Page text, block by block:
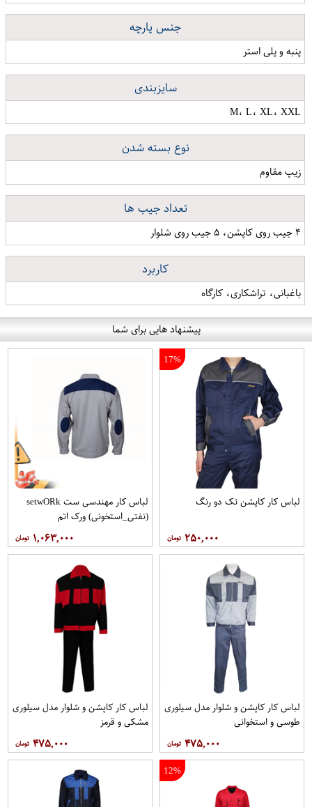
جنس پارچه
پنبه و پلی استر
سایزبندی
M، L، XL، XXL
نوع بسته شدن
زیپ مقاوم
تعداد جیب ها
۴ جیب روی کاپشن، ۵ جیب روی شلوار
کاربرد
باغبانی، تراشکاری، کارگاه
پیشنهاد هایی برای شما
17%
لباس کار کاپشن تک دو رنگ
۲۵۰,۰۰۰
لباس کار مهندسی ست setwO​Rk
(نفتی_استخونی) ورک اتم
۱,۰۶۳,۰۰۰
لباس کار کاپشن و شلوار مدل سيلوری
طوسی و استخوانی
۴۷۵,۰۰۰
لباس کار کاپشن و شلوار مدل سیلوری
مشکی و قرمز
۴۷۵,۰۰۰
12%